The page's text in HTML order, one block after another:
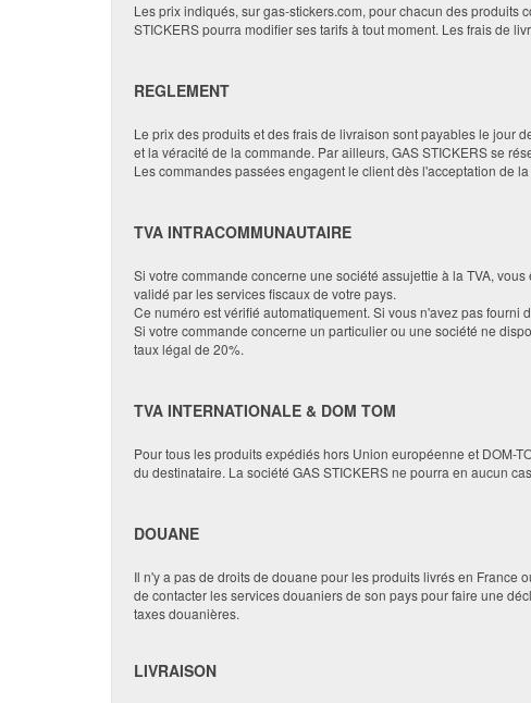
Les prix indiqués, sur gas-stickers.com, pour chacun des produits
STICKERS pourra modifier ses tarifs à tout moment. Les frais de
REGLEMENT
Le prix des produits et des frais de livraison sont payables le jour
et la véracité de la commande. Par ailleurs, GAS STICKERS se
Les commandes passées engagent le client dès l'acceptation de
TVA INTRACOMMUNAUTAIRE
Si votre commande concerne une société assujettie à la TVA,
validé par les services fiscaux de votre pays.
Ce numéro est vérifié automatiquement. Si vous n'avez pas fourni
Si votre commande concerne un particulier ou une société ne
taux légal de 20%.
TVA INTERNATIONALE & DOM TOM
Pour tous les produits expédiés hors Union européenne et DOM-
du destinataire. La société GAS STICKERS ne pourra en aucun
DOUANE
Il n'y a pas de droits de douane pour les produits livrés en
de contacter les services douaniers de son pays pour faire une
taxes douanières.
LIVRAISON